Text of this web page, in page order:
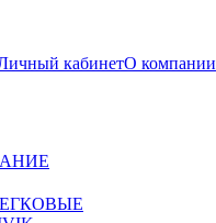
кабинетО компании